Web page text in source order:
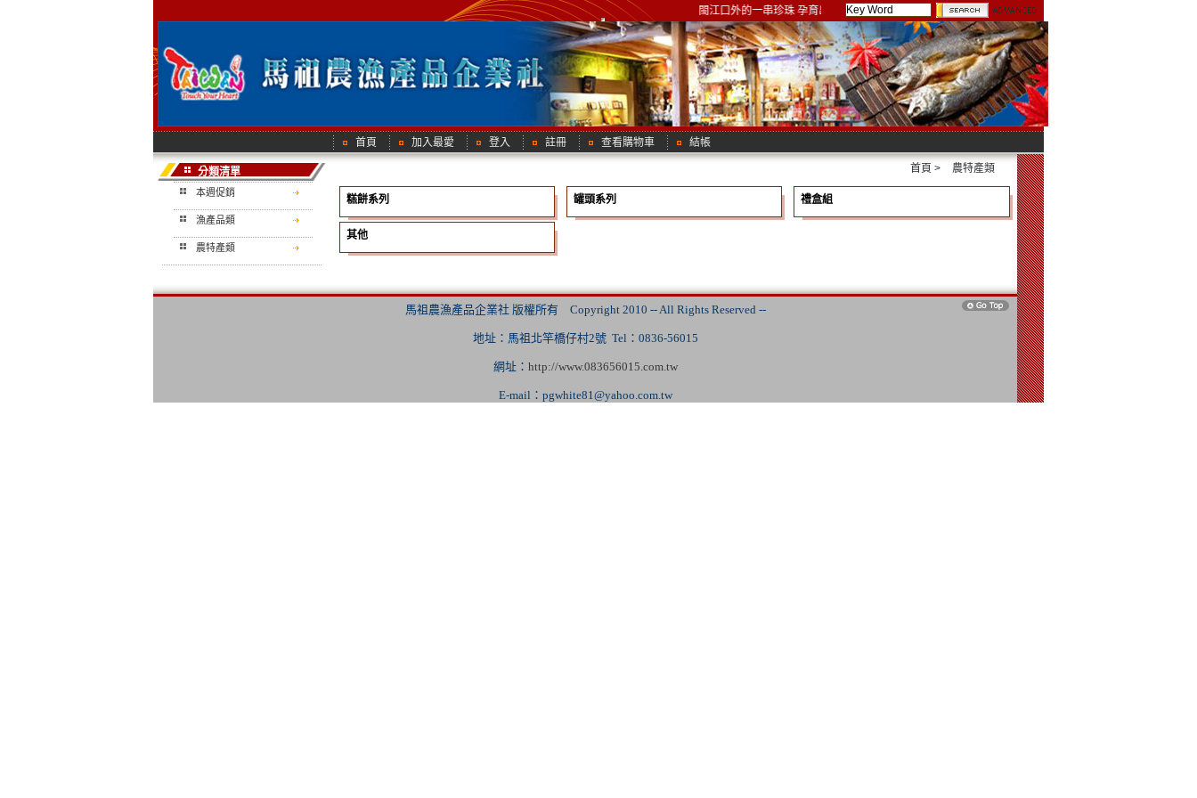
閩江口外的一串珍珠 孕育出肉質如豆腐般口感的珍品食材 馬祖黃魚 最好的推薦 希望你們也會喜歡
首頁 加入最愛 登入 註冊 查看購物車 結帳
分類清單
本週促銷
漁產品類
農特產類
首頁 > 農特產類
糕餅系列 罐頭系列 禮盒組
其他
馬祖農漁產品企業社 版權所有 Copyright 2010 -- All Rights Reserved --
地址：馬祖北竿橋仔村2號 Tel：0836-56015
網址： http://www.083656015.com.tw
E-mail： pgwhite81@yahoo.com.tw